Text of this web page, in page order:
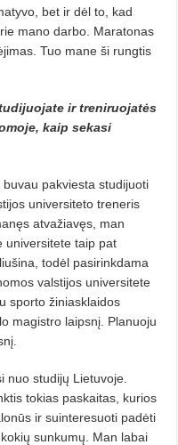
bet ir dėl to, kad
mano darbo. Maratonas
Tuo mane ši rungtis
ir treniruojatės
kaip sekasi
pakviesta studijuoti
universiteto treneris
atvažiavęs, man
universitete taip pat
todėl pasirinkdama
valstijos universitete
sporto žiniasklaidos
magistro laipsnį. Planuoju
nuo studijų Lietuvoje.
tokias paskaitas, kurios
ir suinteresuoti padėti
sunkumų. Man labai